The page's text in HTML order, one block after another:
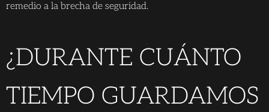
remedio a la brecha de seguridad.
¿DURANTE CUÁNTO
TIEMPO GUARDAMOS